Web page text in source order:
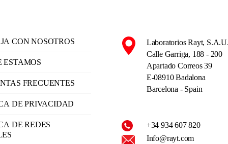
CON NOSOTROS
ESTAMOS
FRECUENTES
DE PRIVACIDAD
DE REDES
Laboratorios Rayt,
Calle Garriga, 188 - 200
Apartado Correos 39
E-08910 Badalona
Barcelona - Spain
+34 934 607 820
Info@rayt.com